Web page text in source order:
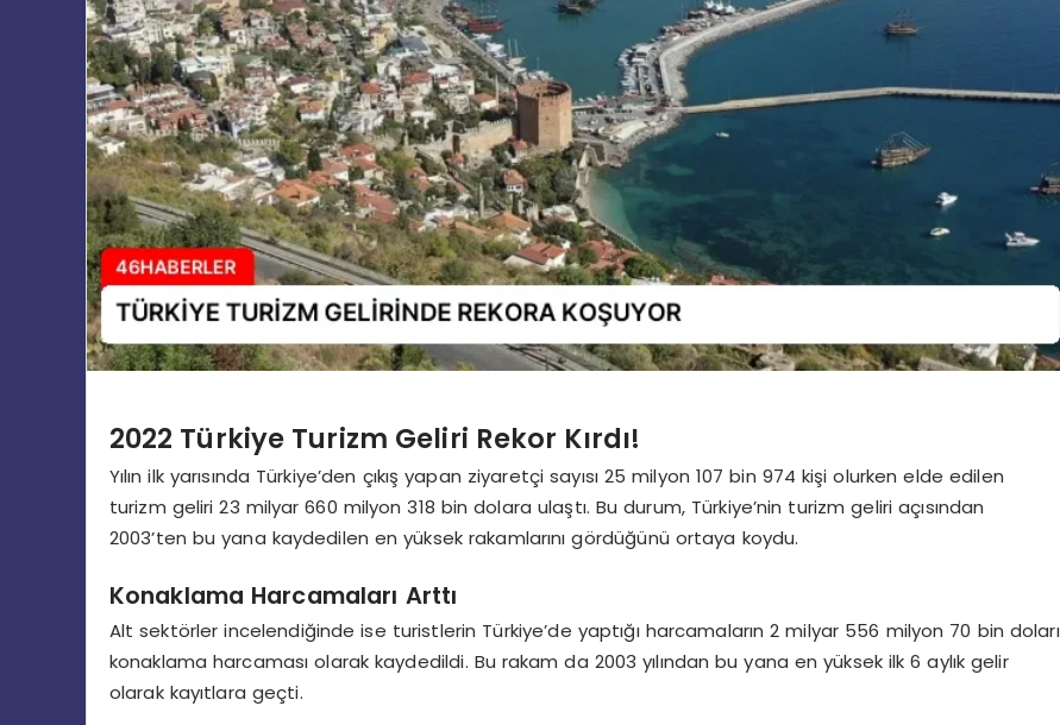
2022 Türkiye Turizm Geliri Rekor Kırdı!
Yılın ilk yarısında Türkiye’den çıkış yapan ziyaretçi sayısı 25 milyon 107 bin 974 kişi olurken elde edilen
turizm geliri 23 milyar 660 milyon 318 bin dolara ulaştı. Bu durum, Türkiye’nin turizm geliri açısından
2003’ten bu yana kaydedilen en yüksek rakamlarını gördüğünü ortaya koydu.
Konaklama Harcamaları Arttı
Alt sektörler incelendiğinde ise turistlerin Türkiye’de yaptığı harcamaların 2 milyar 556 milyon 70 bin doları
konaklama harcaması olarak kaydedildi. Bu rakam da 2003 yılından bu yana en yüksek ilk 6 aylık gelir
olarak kayıtlara geçti.